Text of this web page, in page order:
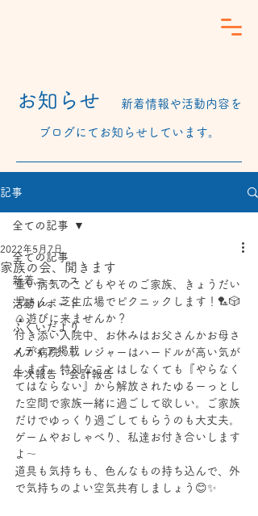
​お知らせ 新着情報や活動内容を
ブログにてお知らせしています。
記事
全ての記事
新着ニュース
活動レポート
ふくいだより
メディア掲載
年次報告・会計報告
全ての記事
家族の会、開きます
2022年5月7日
重い病気のこどもやそのご家族、きょうだい
児さん、芝生広場でピクニックします！🏸🎲
🍙遊びに来ませんか？
付き添い入院中、お休みはお父さんかお母さ
んが病院…。レジャーはハードルが高い気が
します。特別なことはしなくても『やらなく
てはならない』から解放されたゆるーっとし
た空間で家族一緒に過ごして欲しい。ご家族
だけでゆっくり過ごしてもらうのも大丈夫。
ゲームやおしゃべり、私達お付き合いします
よ〜
道具も気持ちも、色んなもの持ち込んで、外
で気持ちのよい空気共有しましょう😊✨